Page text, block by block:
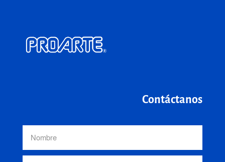
Contáctanos